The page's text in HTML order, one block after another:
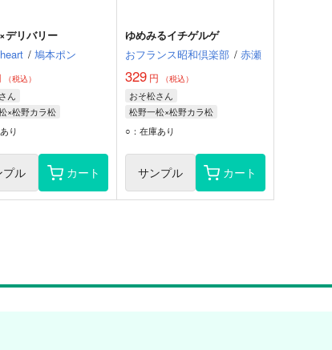
デリバリー
/ 鳩本ポン
（税込）
ん
×松野カラ松
り
プル カート
ゆめみるイチゲルゲ
おフランス昭和倶楽部 / 赤瀬
329 円 （税込）
おそ松さん
松野一松×松野カラ松
イチゲルゲ
○：在庫あり
サンプル カート